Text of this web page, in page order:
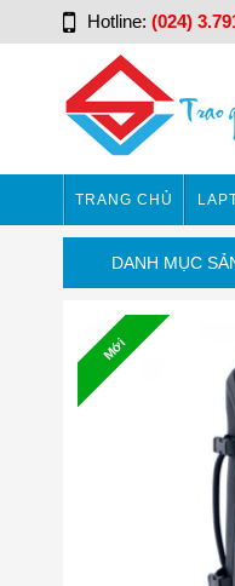
Hotline: (024)
TRANG CHỦ
DANH MỤC
Mới